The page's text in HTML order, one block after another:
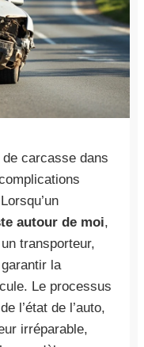
carcasse dans
autour de moi,
transporteur,
la
Le processus
l’état de l’auto,
irréparable,